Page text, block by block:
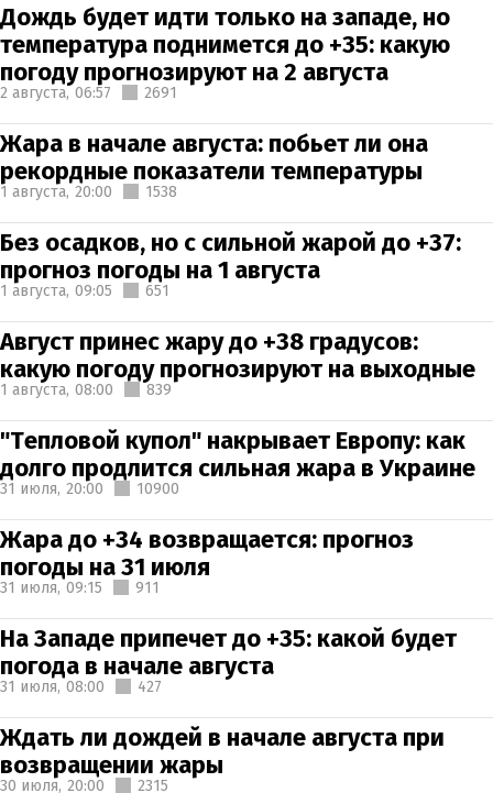
Дождь будет идти только на западе, но
температура поднимется до +35: какую
погоду прогнозируют на 2 августа
2 августа, 06:57 2691
Жара в начале августа: побьет ли она
рекордные показатели температуры
1 августа, 20:00 1538
Без осадков, но с сильной жарой до +37:
прогноз погоды на 1 августа
1 августа, 09:05 651
Август принес жару до +38 градусов:
какую погоду прогнозируют на выходные
1 августа, 08:00 839
"Тепловой купол" накрывает Европу: как
долго продлится сильная жара в Украине
31 июля, 20:00 10900
Жара до +34 возвращается: прогноз
погоды на 31 июля
31 июля, 09:15 911
На Западе припечет до +35: какой будет
погода в начале августа
31 июля, 08:00 427
Ждать ли дождей в начале августа при
возвращении жары
30 июля, 20:00 2315